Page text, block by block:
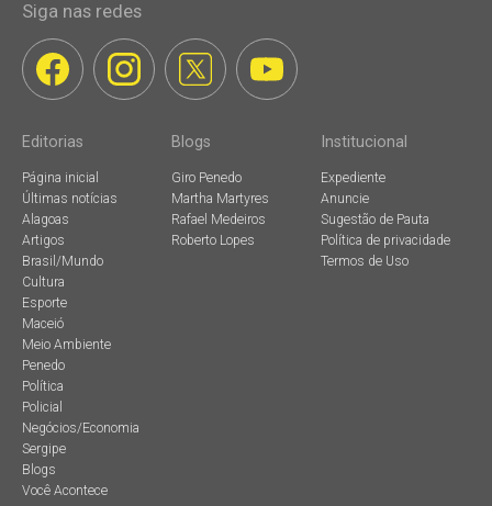
Siga nas redes
Editorias
Página inicial
Últimas notícias
Alagoas
Artigos
Brasil/Mundo
Cultura
Esporte
Maceió
Meio Ambiente
Penedo
Política
Policial
Negócios/Economia
Sergipe
Blogs
Você Acontece
Blogs
Giro Penedo
Martha Martyres
Rafael Medeiros
Roberto Lopes
Institucional
Expediente
Anuncie
Sugestão de Pauta
Política de privacidade
Termos de Uso